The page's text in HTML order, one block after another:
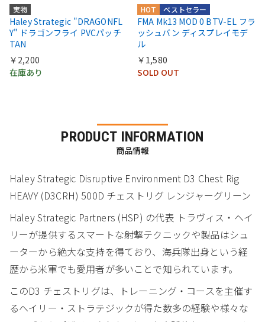
実物
Haley Strategic "DRAGONFL
Y" ドラゴンフライ PVCパッチ
TAN
￥2,200
在庫あり
ベストセラー
HOT
FMA Mk13 MOD 0 BTV-EL フラ
ッシュバン ディスプレイモデ
ル
￥1,580
SOLD OUT
PRODUCT INFORMATION
商品情報
Haley Strategic Disruptive Environment D3 Chest Rig
HEAVY (D3CRH) 500D チェストリグ レンジャーグリーン
Haley Strategic Partners (HSP) の代表 トラヴィス・ヘイ
リーが提供するスマートな射撃テクニックや製品はシュ
ーターから絶大な支持を得ており、海兵隊出身という経
歴から米軍でも愛用者が多いことで知られています。
このD3 チェストリグは、トレーニング・コースを主催す
るヘイリー・ストラテジックが得た数多の経験や様々な